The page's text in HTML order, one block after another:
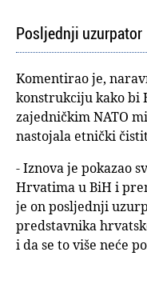
Posljednji uzurpator
Komentirao je,
konstrukciju kako bi
zajedničkim NATO
nastojala etnički
- Iznova je pokazao
Hrvatima u BiH i
je on posljednji
predstavnika
i da se to više neće